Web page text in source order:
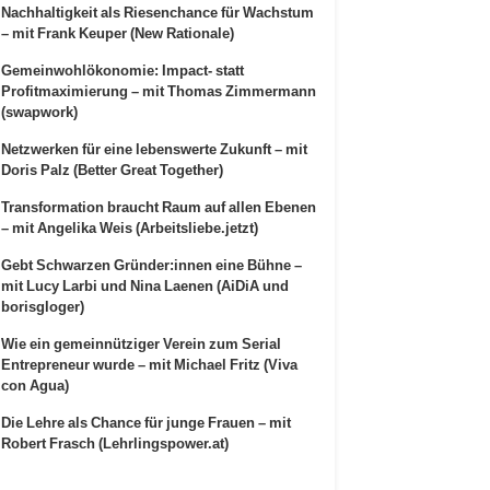
Nachhaltigkeit als Riesenchance für Wachstum
– mit Frank Keuper (New Rationale)
Gemeinwohlökonomie: Impact- statt
Profitmaximierung – mit Thomas Zimmermann
(swapwork)
Netzwerken für eine lebenswerte Zukunft – mit
Doris Palz (Better Great Together)
Transformation braucht Raum auf allen Ebenen
– mit Angelika Weis (Arbeitsliebe.jetzt)
Gebt Schwarzen Gründer:innen eine Bühne –
mit Lucy Larbi und Nina Laenen (AiDiA und
borisgloger)
Wie ein gemeinnütziger Verein zum Serial
Entrepreneur wurde – mit Michael Fritz (Viva
con Agua)
Die Lehre als Chance für junge Frauen – mit
Robert Frasch (Lehrlingspower.at)